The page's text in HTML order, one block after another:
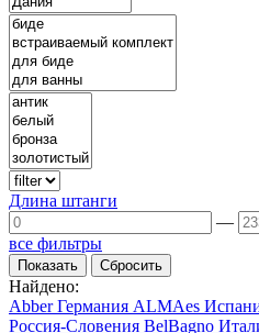
Длина штанги
—
все фильтры
Найдено:
AbberГермания ALMAes
Россия-Словения BelBagno